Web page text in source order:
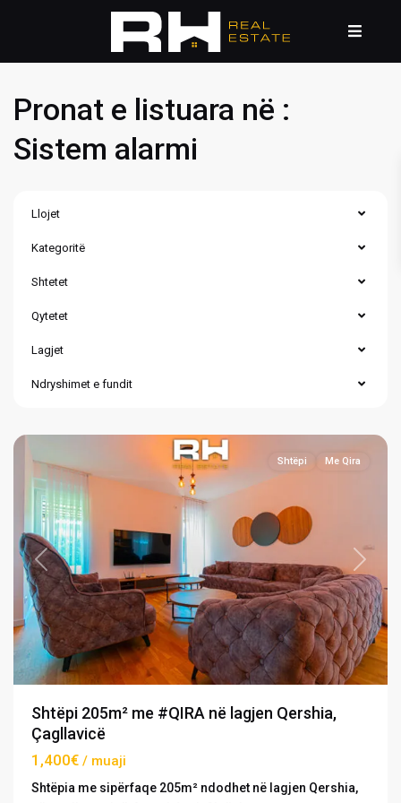
Pronat e listuara në :
Sistem alarmi
Llojet
Kategoritë
Shtetet
Qytetet
Lagjet
Ndryshimet e fundit
Çagllavicë
Previous Next
Shtëpi Me Qira
Shtëpi 205m² me #QIRA në lagjen Qershia,
Çagllavicë
1,400€ / muaji
Shtëpia me sipërfaqe 205m² ndodhet në lagjen Qershia,